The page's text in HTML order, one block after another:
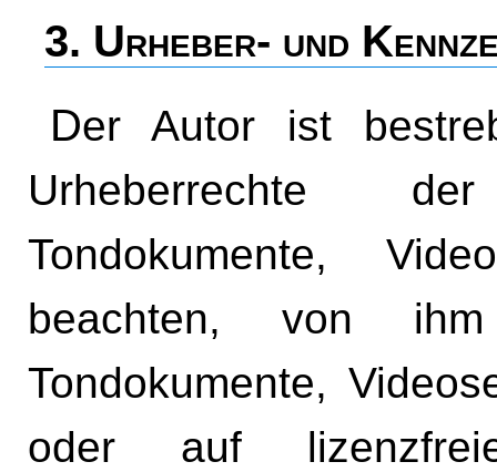
3. Urheber- und
Der Autor ist bestrebt, in allen Publikationen die
Urheberrechte
Tondokumente,
beachten, von
Tondokumente,
oder auf